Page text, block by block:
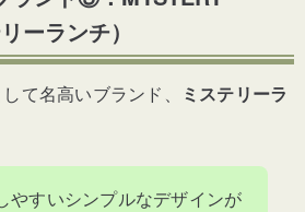
ーランチ）
して名高いブランド、
ミステリーラ
やすいシンプルなデザインが